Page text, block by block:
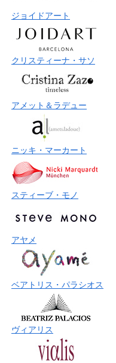
ジョイドアート
クリスティーナ・サソ
アメット＆ラデュー
ニッキ・マーカート
スティーブ・モノ
アヤメ
ベアトリス・パラシオス
ヴィアリス